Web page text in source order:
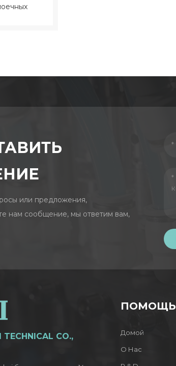
или предложения,
нам сообщение, мы ответим вам,
TECHNICAL CO.,
ПОМОЩЬ
Домой
О Нас